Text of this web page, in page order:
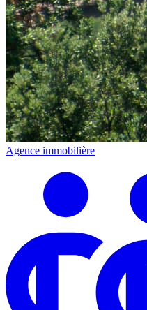
Agence immobilière